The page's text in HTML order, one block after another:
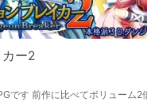
ー2
です 前作に比べてボリューム2